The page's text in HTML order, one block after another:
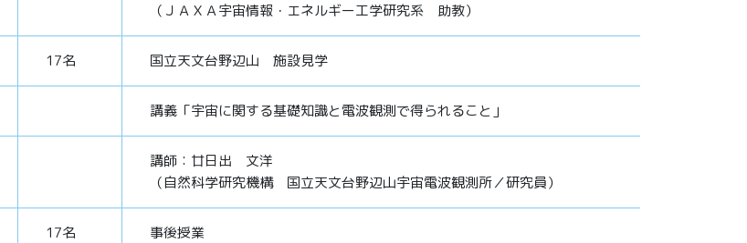
（ＪＡＸＡ宇宙情報・エネルギー工学研究系 助教）
17名 国立天文台野辺山 施設見学
講義「宇宙に関する基礎知識と電波観測で得られること」
講師：廿日出 文洋
（自然科学研究機構 国立天文台野辺山宇宙電波観測所／研究員）
17名
事後授業